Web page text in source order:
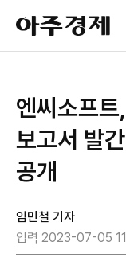
아
주
경
엔씨소프
보고서 발
공개
임민철 기자
입력 2023-07-05